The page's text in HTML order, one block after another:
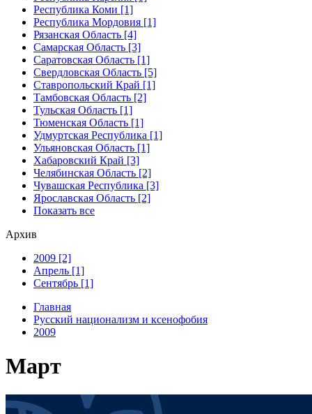
Республика Коми [1]
Республика Мордовия [1]
Рязанская Область [4]
Самарская Область [3]
Саратовская Область [1]
Свердловская Область [5]
Ставропольский Край [1]
Тамбовская Область [2]
Тульская Область [1]
Тюменская Область [1]
Удмуртская Республика [1]
Ульяновская Область [1]
Хабаровский Край [3]
Челябинская Область [2]
Чувашская Республика [3]
Ярославская Область [2]
Показать все
Архив
2009 [2]
Апрель [1]
Сентябрь [1]
Главная
Русский национализм и ксенофобия
2009
Март